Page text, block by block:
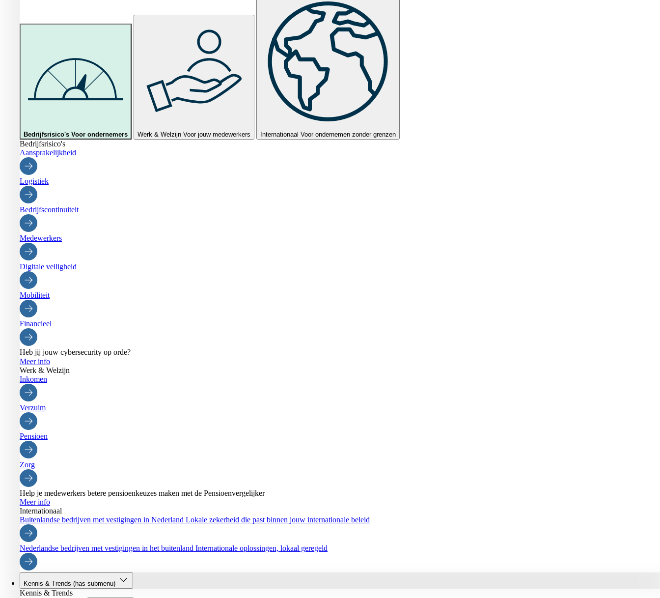
Bedrijfsrisico's Voor ondernemers Werk & Welzijn Voor jouw medewerkers Internationaal Voor ondernemen zonder grenzen
Bedrijfsrisico's
Aansprakelijkheid
Logistiek
Bedrijfscontinuiteit
Medewerkers
Digitale veiligheid
Mobiliteit
Financieel
Heb jij jouw cybersecurity op orde?
Meer info
Werk & Welzijn
Inkomen
Verzuim
Pensioen
Zorg
Help je medewerkers betere pensioenkeuzes maken met de Pensioenvergelijker
Meer info
Internationaal
Buitenlandse bedrijven met vestigingen in Nederland Lokale zekerheid die past binnen jouw internationale beleid
Nederlandse bedrijven met vestigingen in het buitenland Internationale oplossingen, lokaal geregeld
Kennis & Trends (has submenu)
Kennis & Trends